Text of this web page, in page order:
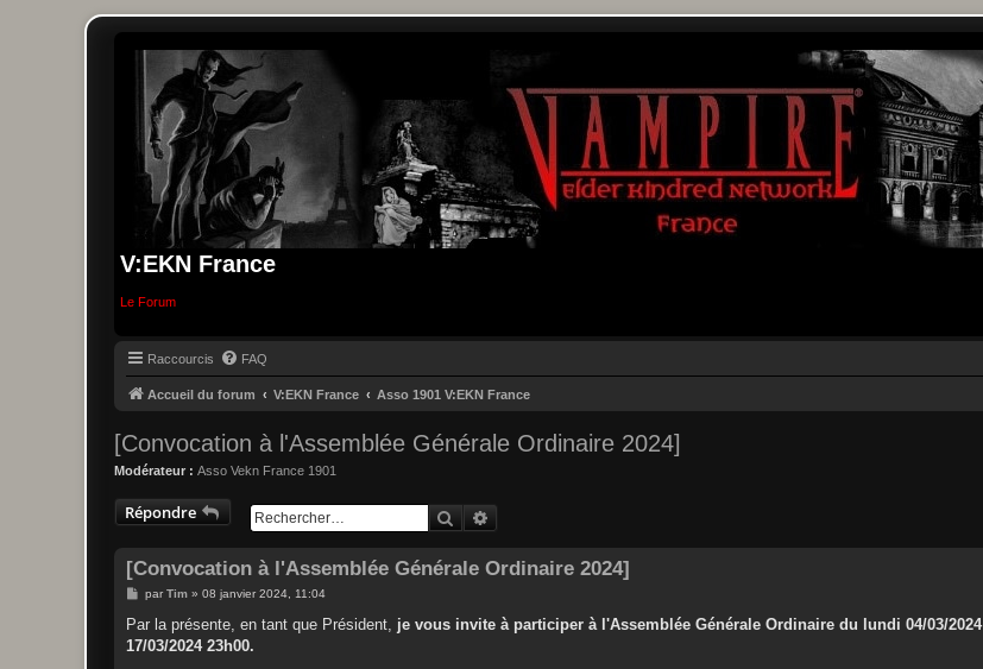
V:EKN France
Le Forum
Raccourcis FAQ
Accueil du forum V:EKN France Asso 1901 V:EKN France
[Convocation à l'Assemblée Générale Ordinaire 2024]
Modérateur : Asso Vekn France 1901
Répondre Rechercher
[Convocation à l'Assemblée Générale Ordinaire 2024]
M
s
a
parTim» 08 janvier 2024, 11:04
Par la présente, en tant que Président, je vous invite à participer à l'Assemblée Générale Ordinaire du lundi 04/03/
17/03/2024 23h00.